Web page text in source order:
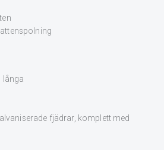
långa
fjädrar, komplett med